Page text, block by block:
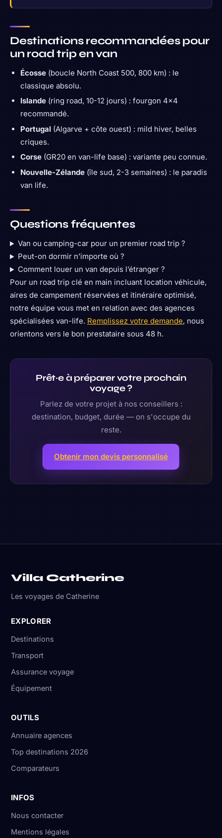
Destinations recommandées pour
un road trip en van
Écosse (boucle North Coast 500, 800 km) : le
classique absolu.
Islande (ring road, 10-12 jours) : fourgon 4×4
recommandé.
Portugal (Algarve + côte ouest) : mild hiver, belles
criques.
Corse (GR20 en van-life base) : variante peu connue.
Nouvelle-Zélande (île sud, 2-3 semaines) : le paradis
van life.
Questions fréquentes
Van ou camping-car pour un premier road trip ?
Peut-on dormir n’importe où ?
Comment louer un van depuis l’étranger ?
Pour un road trip clé en main incluant location véhicule,
aires de campement réservées et itinéraire optimisé,
notre équipe vous met en relation avec des agences
spécialisées van-life. Remplissez votre demande, nous
orientons vers le bon prestataire sous 48 h.
Prêt·e à préparer votre prochain
voyage ?
Parlez de votre projet à nos conseillers :
destination, budget, durée — on s'occupe du
reste.
Obtenir mon devis personnalisé
Villa Catherine
Les voyages de Catherine
EXPLORER
Destinations
Transport
Assurance voyage
Équipement
OUTILS
Annuaire agences
Top destinations 2026
Comparateurs
INFOS
Nous contacter
Mentions légales